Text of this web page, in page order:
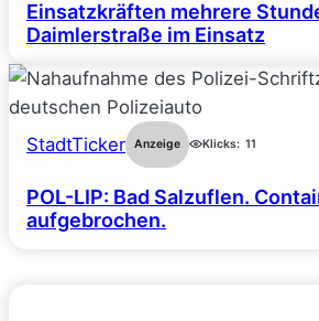
Einsatzkräften mehrere
Daimlerstraße im Einsatz
StadtTicker Anzeige Klicks: 11
POL-LIP: Bad Salzuflen.
aufgebrochen.